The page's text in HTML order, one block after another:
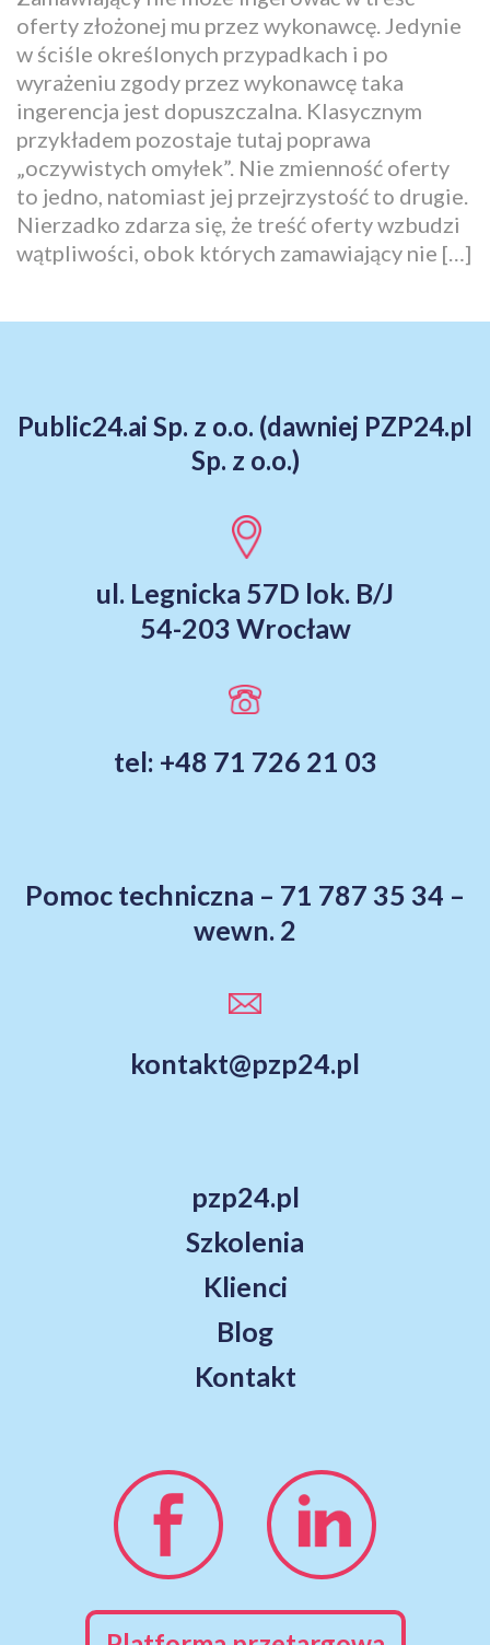
oferty złożonej mu przez wykonawcę. Jedynie
w ściśle określonych przypadkach i po
wyrażeniu zgody przez wykonawcę taka
ingerencja jest dopuszczalna. Klasycznym
przykładem pozostaje tutaj poprawa
„oczywistych omyłek”. Nie zmienność oferty
to jedno, natomiast jej przejrzystość to drugie.
Nierzadko zdarza się, że treść oferty wzbudzi
wątpliwości, obok których zamawiający nie […]
Public24.ai Sp. z o.o. (dawniej PZP24.pl
Sp. z o.o.)
ul. Legnicka 57D lok. B/J
54-203 Wrocław
tel: +48 71 726 21 03
Pomoc techniczna – 71 787 35 34 –
wewn. 2
kontakt@pzp24.pl
pzp24.pl
Szkolenia
Klienci
Blog
Kontakt